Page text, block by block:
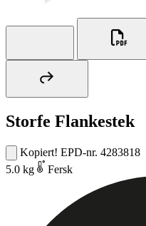
Storfe Flankestek
Kopiert! EPD-nr. 4283818
5.0 kg
Fersk